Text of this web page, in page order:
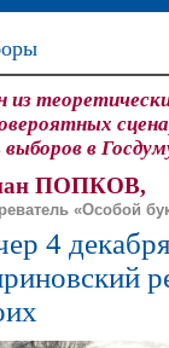
из
выборов в
ПОПКОВ,
«Особой
4